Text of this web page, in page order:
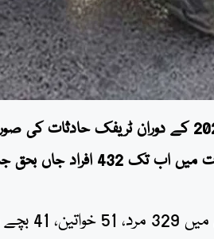
شہر قائد میں سال 2026 کے دوران
4967 افراد زخمی ہو چکے ہیں۔